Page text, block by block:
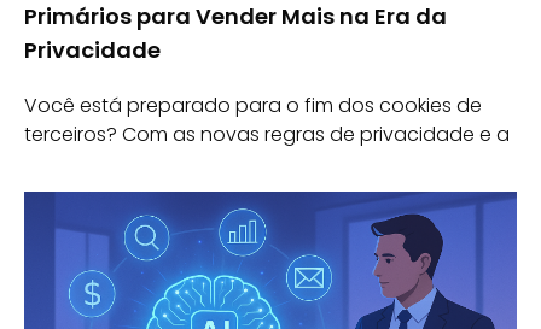
Primários para Vender Mais na Era da
Privacidade
Você está preparado para o fim dos cookies de
terceiros? Com as novas regras de privacidade e a